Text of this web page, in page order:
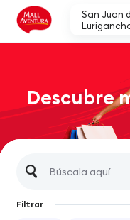
San Juan
Descubre
Filtrar